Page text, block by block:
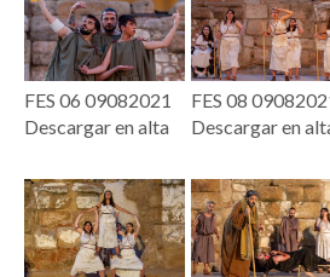
FES 06 09082021
Descargar en alta
FES 08
Descargar en